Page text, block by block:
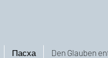
Den Glauben
Пасха